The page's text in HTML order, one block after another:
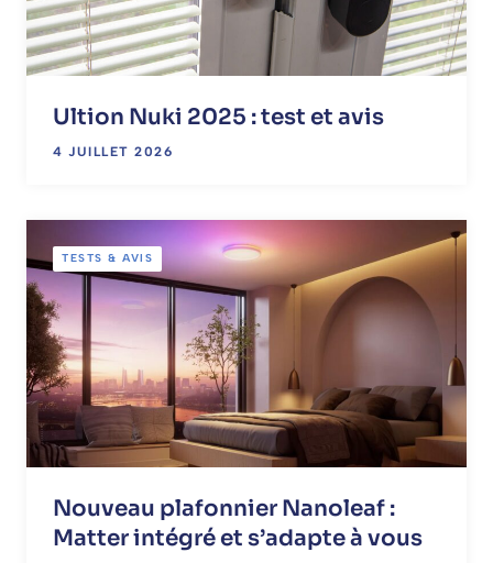
Ultion Nuki 2025 : test et avis
4 JUILLET 2026
TESTS & AVIS
Nouveau plafonnier Nanoleaf :
Matter intégré et s’adapte à vous